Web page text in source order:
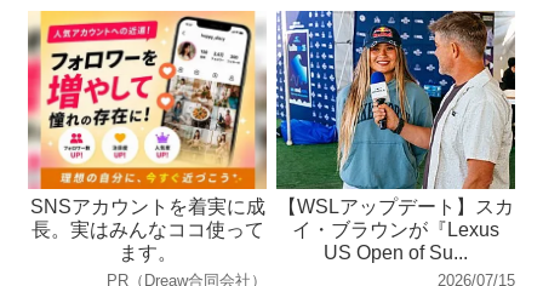
SNSアカウントを着実に成
長。実はみんなココ使って
ます。
PR（Dreaw合同会社）
【WSLアップデート】スカ
イ・ブラウンが『Lexus
US Open of Su...
2026/07/15